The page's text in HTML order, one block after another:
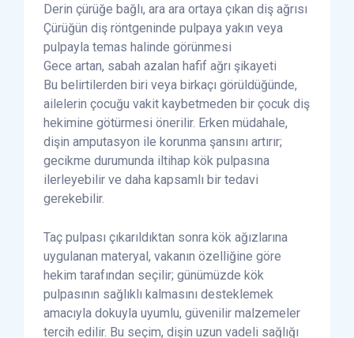
Derin çürüğe bağlı, ara ara ortaya çıkan diş ağrısı
Çürüğün diş röntgeninde pulpaya yakın veya
pulpayla temas halinde görünmesi
Gece artan, sabah azalan hafif ağrı şikayeti
Bu belirtilerden biri veya birkaçı görüldüğünde,
ailelerin çocuğu vakit kaybetmeden bir çocuk diş
hekimine götürmesi önerilir. Erken müdahale,
dişin amputasyon ile korunma şansını artırır;
gecikme durumunda iltihap kök pulpasına
ilerleyebilir ve daha kapsamlı bir tedavi
gerekebilir.
Taç pulpası çıkarıldıktan sonra kök ağızlarına
uygulanan materyal, vakanın özelliğine göre
hekim tarafından seçilir; günümüzde kök
pulpasının sağlıklı kalmasını desteklemek
amacıyla dokuyla uyumlu, güvenilir malzemeler
tercih edilir. Bu seçim, dişin uzun vadeli sağlığı